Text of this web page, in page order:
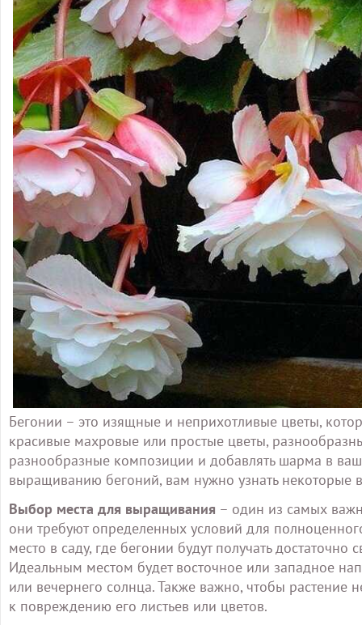
Бегонии – это изящные и неприхотливые цветы,
красивые махровые или простые цветы,
разнообразные композиции и добавлять шарма в
выращиванию бегоний, вам нужно узнать
Выбор места для выращивания – один из самых
они требуют определенных условий для
место в саду, где бегонии будут получать
Идеальным местом будет восточное или западное
или вечернего солнца. Также важно, чтобы растение
к повреждению его листьев или цветов.